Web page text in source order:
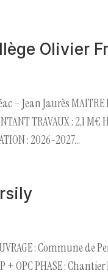
Olivier
– Jean Jaurès MAITRE
TRAVAUX : 2,1
: 2026-2027...
: Commune de
+ OPC PHASE :